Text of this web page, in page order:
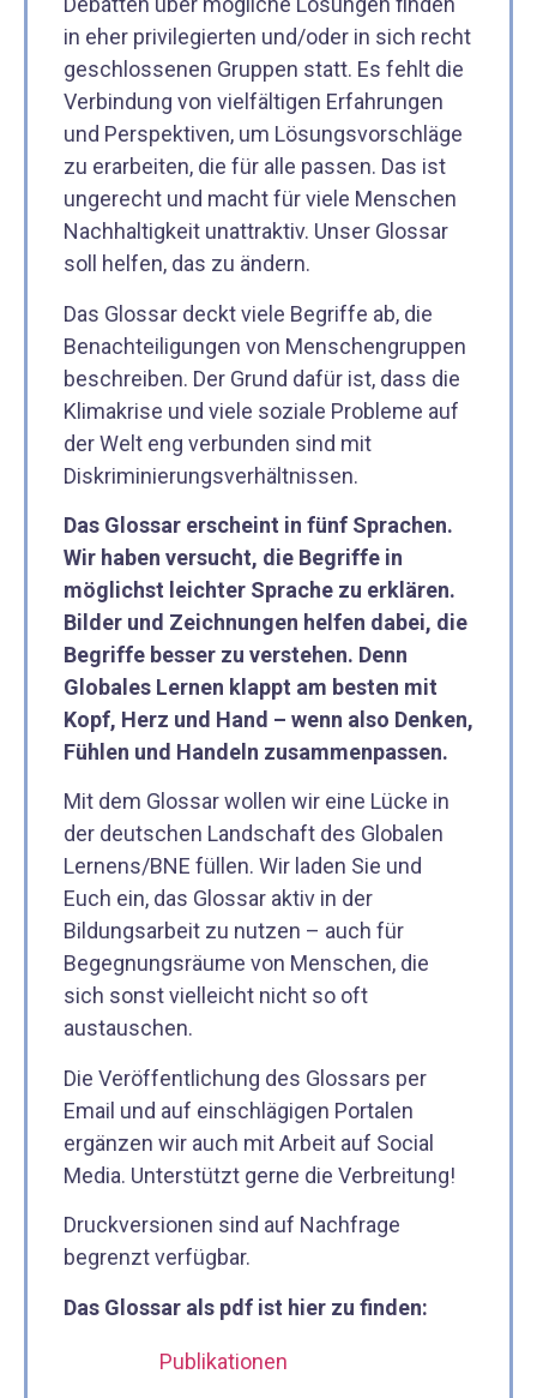
in eher privilegierten und/oder in sich recht
geschlossenen Gruppen statt. Es fehlt die
Verbindung von vielfältigen Erfahrungen
und Perspektiven, um Lösungsvorschläge
zu erarbeiten, die für alle passen. Das ist
ungerecht und macht für viele Menschen
Nachhaltigkeit unattraktiv. Unser Glossar
soll helfen, das zu ändern.
Das Glossar deckt viele Begriffe ab, die
Benachteiligungen von Menschengruppen
beschreiben. Der Grund dafür ist, dass die
Klimakrise und viele soziale Probleme auf
der Welt eng verbunden sind mit
Diskriminierungsverhältnissen.
Das Glossar erscheint in fünf Sprachen.
Wir haben versucht, die Begriffe in
möglichst leichter Sprache zu erklären.
Bilder und Zeichnungen helfen dabei, die
Begriffe besser zu verstehen. Denn
Globales Lernen klappt am besten mit
Kopf, Herz und Hand – wenn also Denken,
Fühlen und Handeln zusammenpassen.
Mit dem Glossar wollen wir eine Lücke in
der deutschen Landschaft des Globalen
Lernens/BNE füllen. Wir laden Sie und
Euch ein, das Glossar aktiv in der
Bildungsarbeit zu nutzen – auch für
Begegnungsräume von Menschen, die
sich sonst vielleicht nicht so oft
austauschen.
Die Veröffentlichung des Glossars per
Email und auf einschlägigen Portalen
ergänzen wir auch mit Arbeit auf Social
Media. Unterstützt gerne die Verbreitung!
Druckversionen sind auf Nachfrage
begrenzt verfügbar.
Das Glossar als pdf ist hier zu finden:
Publikationen